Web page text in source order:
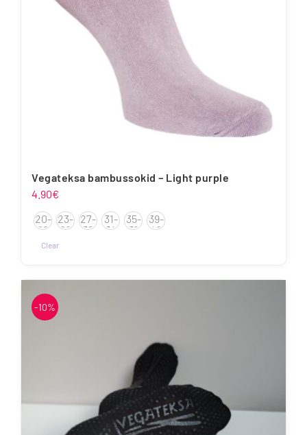
tootelehel.
Vegateksa bambussokid – Light purple
4.90€
20-
22
23-
26
27-
30
31-
34
35-
38
39-
42
Clear
tootel
on
mitu
-10%